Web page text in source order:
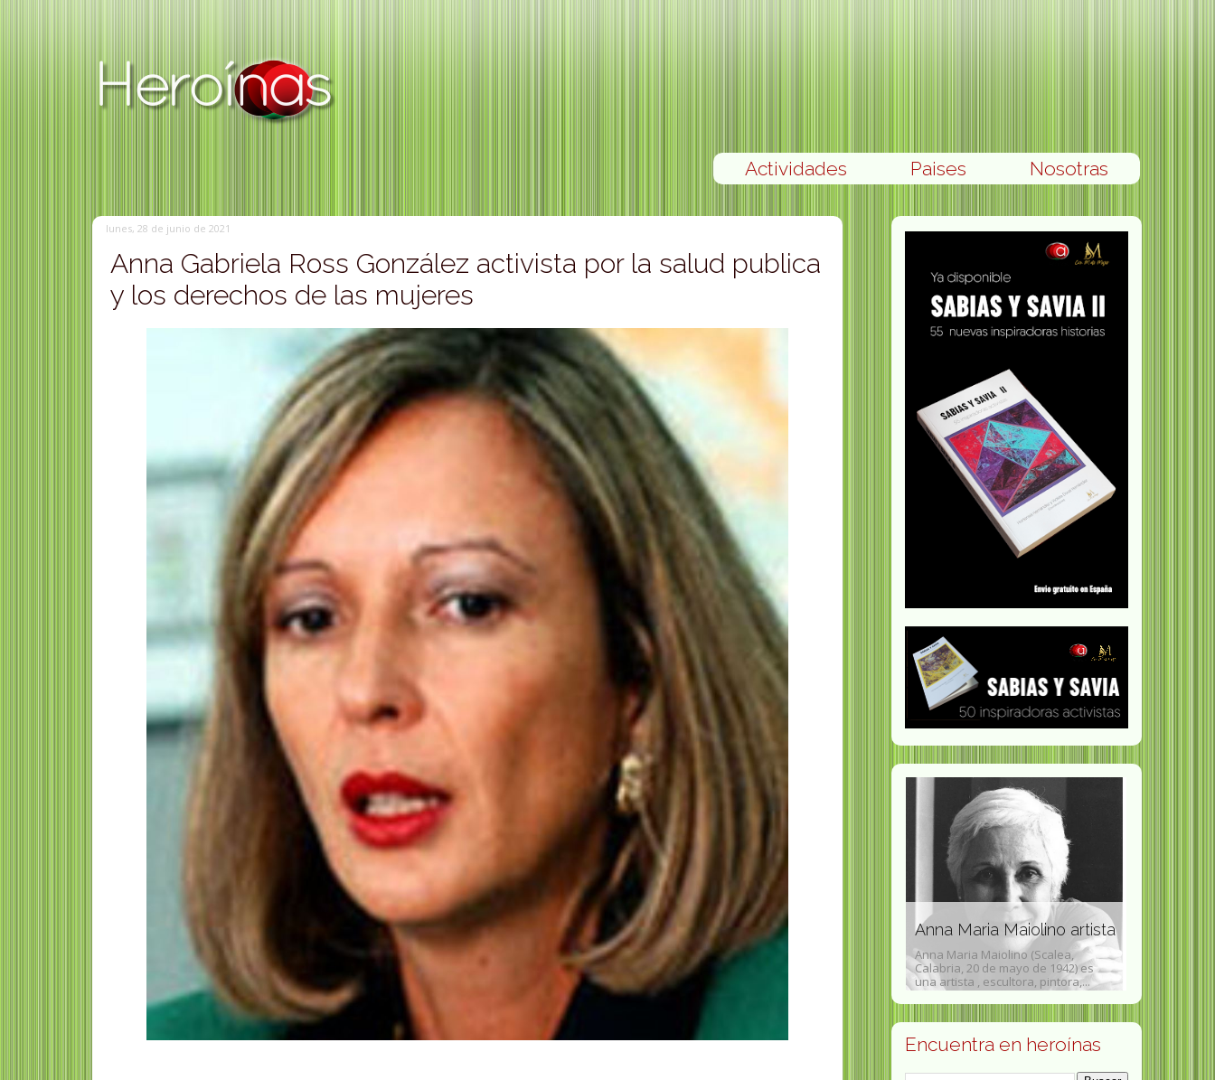
Nosotras
Paises
Actividades
lunes, 28 de junio de 2021
Anna Gabriela Ross González activista por la salud publica
y los derechos de las mujeres
Carolina Gainza socióloga
y política chilena
Carolina Olivia Gainza Cortés
(Santiago, 29 de marzo de 1978) es
una socióloga y política chilena,...
Lilo Herrmann, activista de
la resistencia frente a los
nazis
Liselotte Herrmann, llamada "Lilo",
(23 de junio de 1909 - 20 de junio de
Anna Maria Maiolino artista
Anna Maria Maiolino (Scalea,
Calabria, 20 de mayo de 1942) es
una artista , escultora, pintora,...
Encuentra en heroínas